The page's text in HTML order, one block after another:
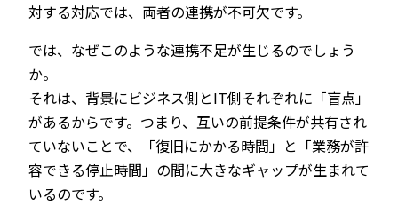
対する対応では、両者の連携が不可欠です。
では、なぜこのような連携不足が生じるのでしょう
か。
それは、背景にビジネス側とIT側それぞれに「盲点」
があるからです。つまり、互いの前提条件が共有され
ていないことで、「復旧にかかる時間」と「業務が許
容できる停止時間」の間に大きなギャップが生まれて
いるのです。